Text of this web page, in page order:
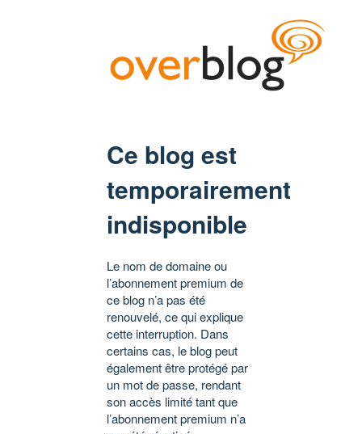
Ce blog est
temporairement
indisponible
Le nom de domaine ou
l’abonnement premium de
ce blog n’a pas été
renouvelé, ce qui explique
cette interruption. Dans
certains cas, le blog peut
également être protégé par
un mot de passe, rendant
son accès limité tant que
l’abonnement premium n’a